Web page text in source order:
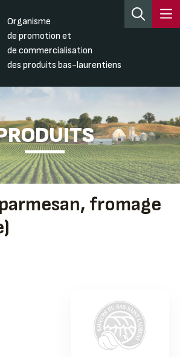
Organisme
de promotion et
de commercialisation
des produits bas-laurentiens
fromage